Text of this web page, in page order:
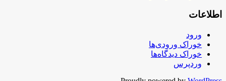
اطلاعات
ورود
خوراک ورودی‌ها
خوراک دیدگاه‌ها
وردپرس